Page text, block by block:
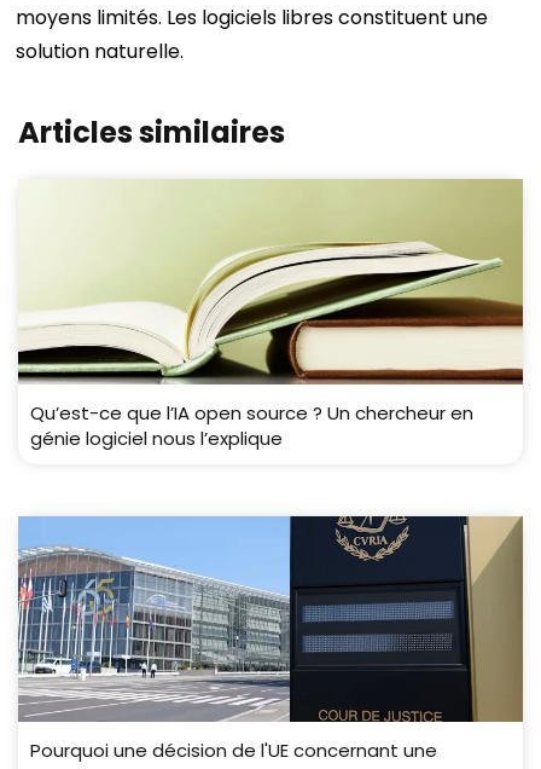
moyens limités. Les logiciels libres constituent une
solution naturelle.
Articles similaires
Qu’est-ce que l’IA open source ? Un chercheur en
génie logiciel nous l’explique
Pourquoi une décision de l'UE concernant une